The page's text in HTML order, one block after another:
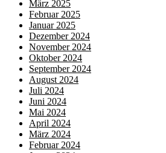
März 2025
Februar 2025
Januar 2025
Dezember 2024
November 2024
Oktober 2024
September 2024
August 2024
Juli 2024
Juni 2024
Mai 2024
April 2024
März 2024
Februar 2024